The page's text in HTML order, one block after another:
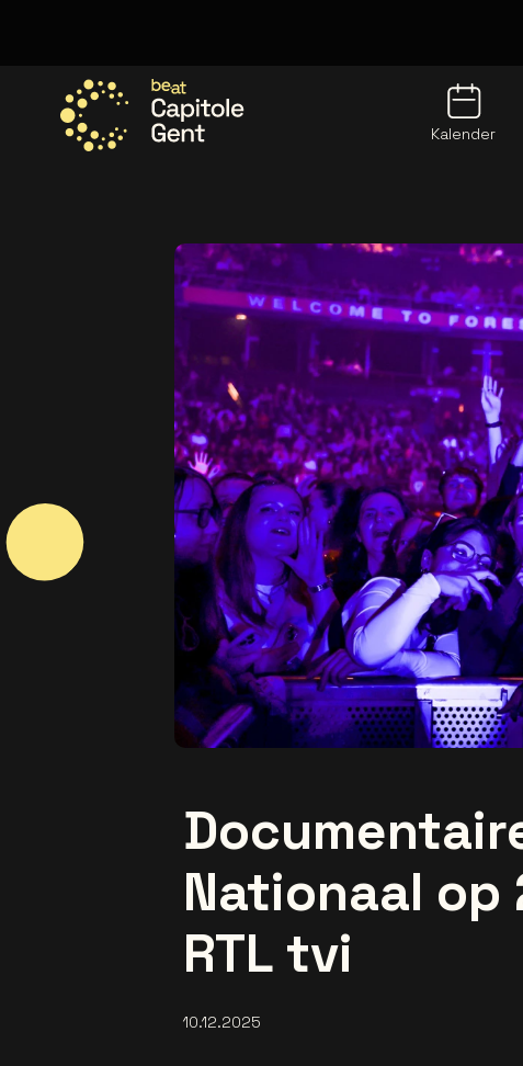
Kalender
Nationaal op
RTL tvi
10.12.2025